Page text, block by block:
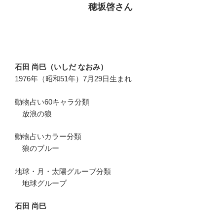
穂坂啓さん
石田 尚巳（いしだ なおみ）
1976年（昭和51年）7月29日生まれ
動物占い60キャラ分類
放浪の狼
動物占いカラー分類
狼のブルー
地球・月・太陽グルーブ分類
地球グループ
石田 尚巳